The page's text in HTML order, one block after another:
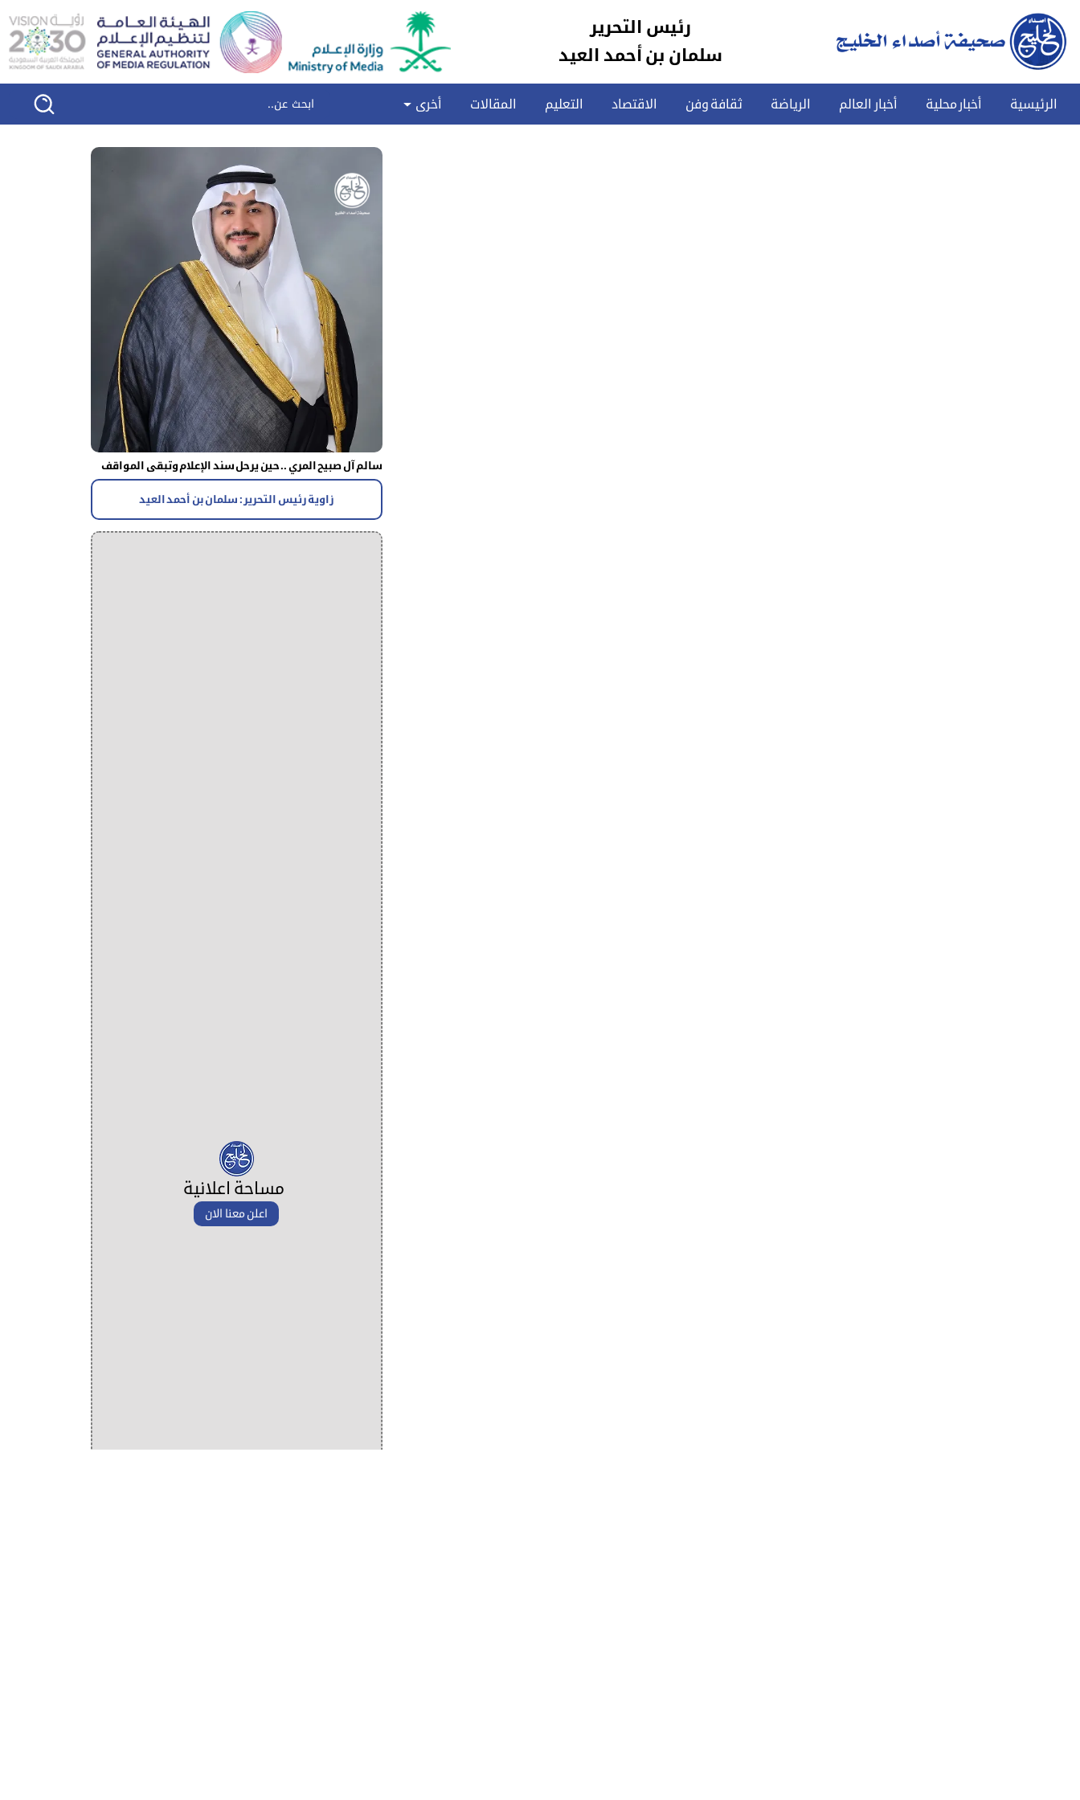
رئيس التحرير
سلمان بن أحمد العيد
الرئيسية أخبار محلية أخبار العالم الرياضة ثقافة وفن الاقتصاد التعليم المقالات أخرى
سالم آل صبيح المري .. حين يرحل سند الإعلام وتبقى المواقف
زاوية رئيس التحرير : سلمان بن أحمد العيد
مساحة اعلانية
اعلن معنا الان